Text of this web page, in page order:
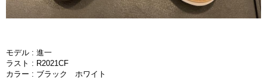
モデル : 進一
ラスト : R2021CF
カラー : ブラック ホワイト